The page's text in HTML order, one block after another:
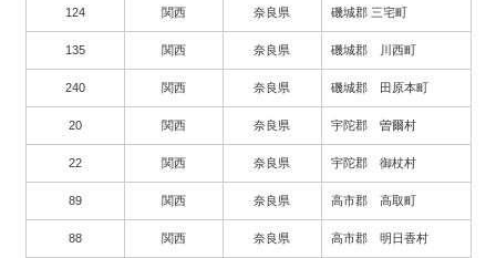
124 関西 奈良県 磯城郡 三宅町
135 関西 奈良県 磯城郡 川西町
240 関西 奈良県 磯城郡 田原本町
20 関西 奈良県 宇陀郡 曽爾村
22 関西 奈良県 宇陀郡 御杖村
89 関西 奈良県 高市郡 高取町
88 関西 奈良県 高市郡 明日香村